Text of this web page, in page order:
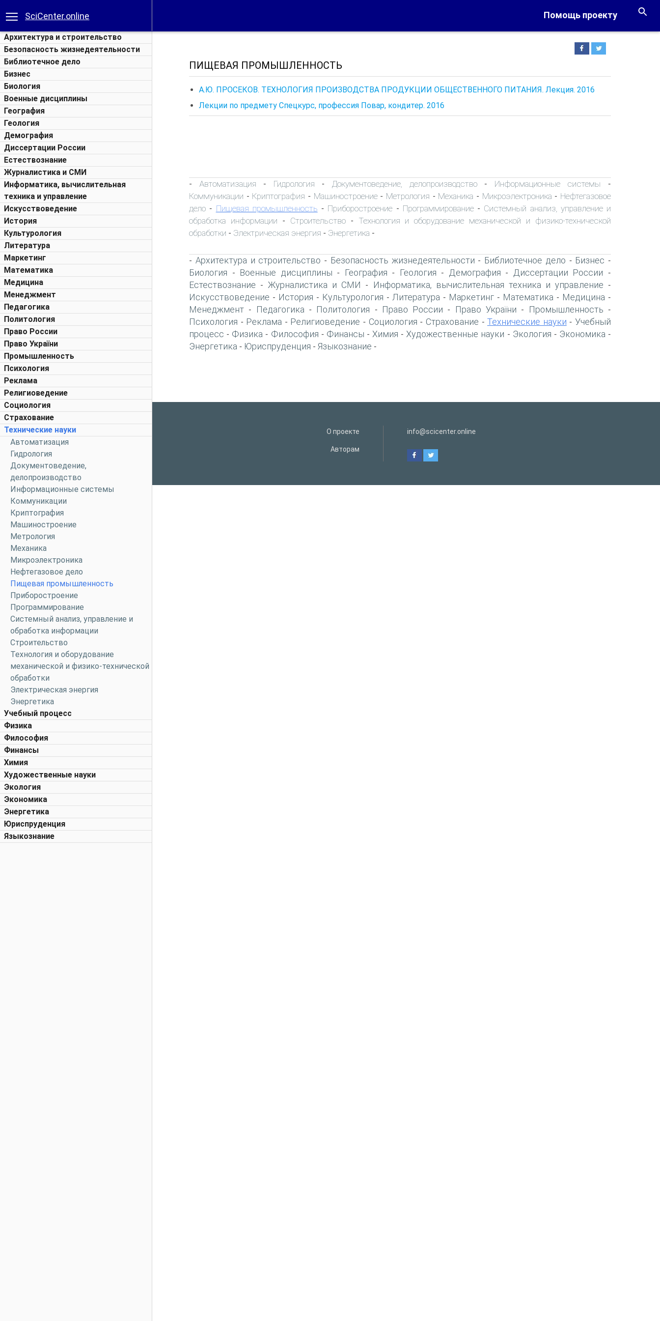
Помощь проекту
SciCenter.online
Архитектура и строительство
Безопасность жизнедеятельности
Библиотечное дело
Бизнес
Биология
Военные дисциплины
География
Геология
Демография
Диссертации России
Естествознание
Журналистика и СМИ
Информатика, вычислительная
техника и управление
Искусствоведение
История
Культурология
Литература
Маркетинг
Математика
Медицина
Менеджмент
Педагогика
Политология
Право России
Право України
Промышленность
Психология
Реклама
Религиоведение
Социология
Страхование
Технические науки
Автоматизация
Гидрология
Документоведение,
делопроизводство
Информационные системы
Коммуникации
Криптография
Машиностроение
Метрология
Механика
Микроэлектроника
Нефтегазовое дело
Пищевая промышленность
Приборостроение
Программирование
Системный анализ, управление и
обработка информации
Строительство
Технология и оборудование
механической и физико-технической
обработки
Электрическая энергия
Энергетика
Учебный процесс
Физика
Философия
Финансы
Химия
Художественные науки
Экология
Экономика
Энергетика
Юриспруденция
Языкознание
ПИЩЕВАЯ ПРОМЫШЛЕННОСТЬ
А.Ю. ПРОСЕКОВ. ТЕХНОЛОГИЯ ПРОИЗВОДСТВА ПРОДУКЦИИ ОБЩЕСТВЕННОГО ПИТАНИЯ. Лекция. 2016
Лекции по предмету Спецкурс, профессия Повар, кондитер. 2016
- Автоматизация - Гидрология -Документоведение, делопроизводство- Информационные системы -
Коммуникации - Криптография - Машиностроение- Метрология - Механика - Микроэлектроника - Нефтегазовое
дело - Пищевая промышленность - Приборостроение - Программирование- Системный анализ, управление и
обработка информации - Строительство- Технология и оборудование механической и физико-технической
обработки - Электрическая энергия - Энергетика -
- Архитектура и строительство - Безопасность жизнедеятельности - Библиотечное дело - Бизнес -
Биология - Военные дисциплины - География - Геология - Демография - Диссертации России -
Естествознание - Журналистика и СМИ - Информатика, вычислительная техника и управление -
Искусствоведение - История - Культурология - Литература - Маркетинг - Математика - Медицина -
Менеджмент - Педагогика - Политология - Право России - Право України - Промышленность -
Психология - Реклама - Религиоведение - Социология - Страхование -Технические науки -Учебный
процесс - Физика - Философия - Финансы - Химия -Художественные науки - Экология - Экономика -
Энергетика - Юриспруденция - Языкознание -
О проекте
Авторам
info@scicenter.online